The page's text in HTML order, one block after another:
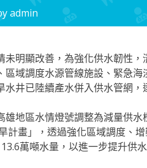
admin
未明顯改善，為強化供水韌性
區域調度水源管線施設、緊急
水井已陸續產水併入供水管網
雄地區水情燈號調整為減量供
計畫」，透過強化區域調度、
萬噸水量，以進一步提升供